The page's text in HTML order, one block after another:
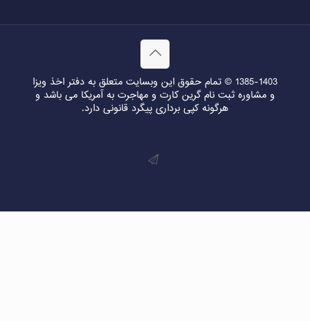
1385-1403 © تمام حقوق این وبسایت متعلق به دفتر اخذ ویزا
و مشاوره ثبت نام گرین کارت و مهاجرت به آمریکا می باشد و
هرگونه کپی برداری پیگرد قانونی دارد.